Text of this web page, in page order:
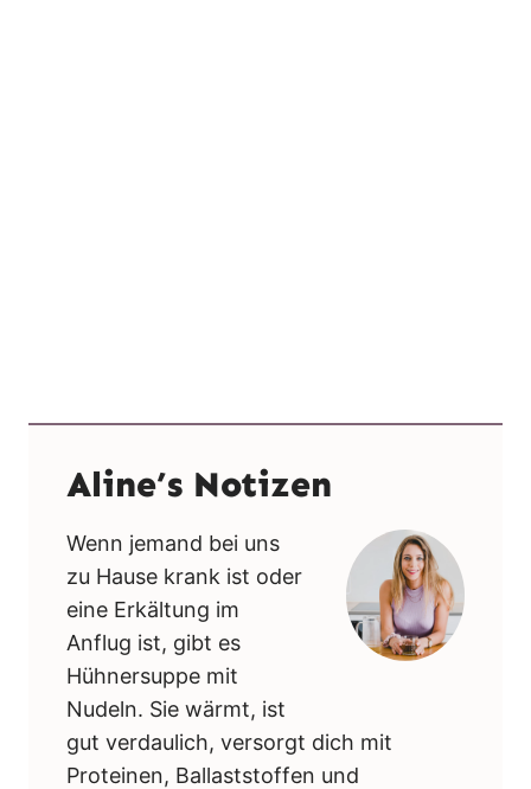
Aline’s Notizen
Wenn jemand bei uns
zu Hause krank ist oder
eine Erkältung im
Anflug ist, gibt es
Hühnersuppe mit
Nudeln. Sie wärmt, ist
gut verdaulich, versorgt dich mit
Proteinen, Ballaststoffen und